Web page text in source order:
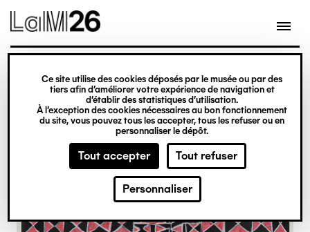
Gestion des cookies
Ce site utilise des cookies déposés par le musée ou par des
tiers afin d’améliorer votre expérience de navigation et
d’établir des statistiques d’utilisation.
À l’exception des cookies nécessaires au bon fonctionnement
du site, vous pouvez tous les accepter, tous les refuser ou en
personnaliser le dépôt.
Tout accepter Tout refuser
Personnaliser
contenu